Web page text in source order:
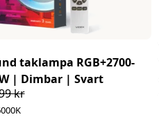
taklampa RGB+2700-
| Dimbar | Svart
kr